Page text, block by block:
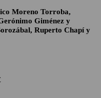
Moreno Torroba,
Giménez y
Ruperto Chapí y